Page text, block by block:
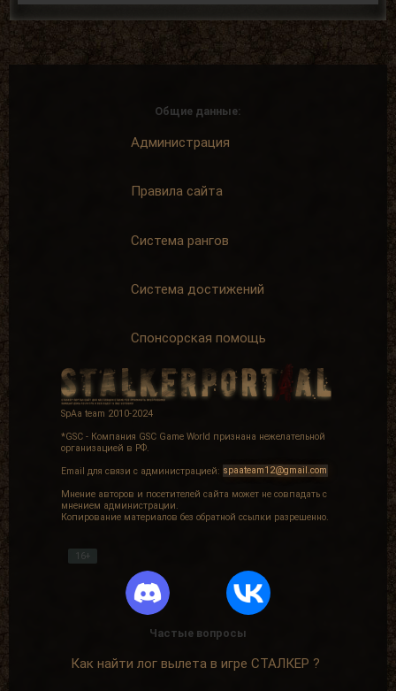
Общие данные:
Администрация
Правила сайта
Система рангов
Система достижений
Спонсорская помощь
SpAa team 2010-2024
*GSC - Компания GSC Game World признана нежелательной
организацией в РФ.
Email для связи с администрацией: spaateam12@gmail.com
Мнение авторов и посетителей сайта может не совпадать с
мнением администрации.
Копирование материалов без обратной ссылки разрешенно.
16+
Частые вопросы
Как найти лог вылета в игре СТАЛКЕР ?